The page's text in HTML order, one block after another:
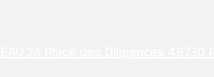
24 Place des Diligences